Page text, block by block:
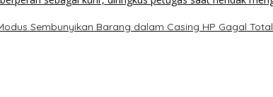
Sembunyikan Barang dalam Casing HP Gagal